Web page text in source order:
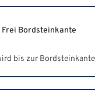
Frei Bordsteinkante
bis zur